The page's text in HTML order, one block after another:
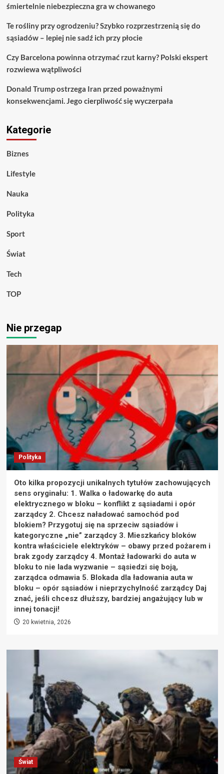
śmiertelnie niebezpieczna gra w chowanego
Te rośliny przy ogrodzeniu? Szybko rozprzestrzenią się do
sąsiadów – lepiej nie sadź ich przy płocie
Czy Barcelona powinna otrzymać rzut karny? Polski ekspert
rozwiewa wątpliwości
Donald Trump ostrzega Iran przed poważnymi
konsekwencjami. Jego cierpliwość się wyczerpała
Kategorie
Biznes
Lifestyle
Nauka
Polityka
Sport
Świat
Tech
TOP
Nie przegap
Polityka
Oto kilka propozycji unikalnych tytułów zachowujących
sens oryginału: 1. Walka o ładowarkę do auta
elektrycznego w bloku – konflikt z sąsiadami i opór
zarządcy 2. Chcesz naładować samochód pod
blokiem? Przygotuj się na sprzeciw sąsiadów i
kategoryczne „nie” zarządcy 3. Mieszkańcy bloków
kontra właściciele elektryków – obawy przed pożarem i
brak zgody zarządcy 4. Montaż ładowarki do auta w
bloku to nie lada wyzwanie – sąsiedzi się boją,
zarządca odmawia 5. Blokada dla ładowania auta w
bloku – opór sąsiadów i nieprzychylność zarządcy Daj
znać, jeśli chcesz dłuższy, bardziej angażujący lub w
innej tonacji!
20 kwietnia, 2026
Świat